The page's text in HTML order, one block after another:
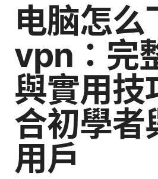
电脑怎么
vpn：完
與實用技
合初學者
用戶